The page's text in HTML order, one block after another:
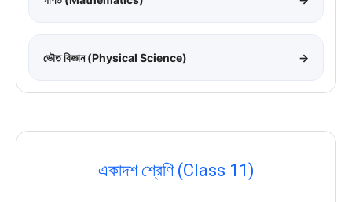
ভৌত বিজ্ঞান (Physical Science) →
একাদশ শ্রেণি (Class 11)